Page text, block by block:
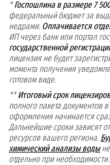
* Госпошлина в размере 7
федеральный бюджет за
недрами. Оплачивается
ИП через банк или портал
государственной
лицензия не будет
момента получения
готовом виде.
** Итоговый срок
полного пакета документов
оформления начинается
Дальнейшие сроки зависят
ресурсов вашего региона.
химический анализы водыне
отдельно при